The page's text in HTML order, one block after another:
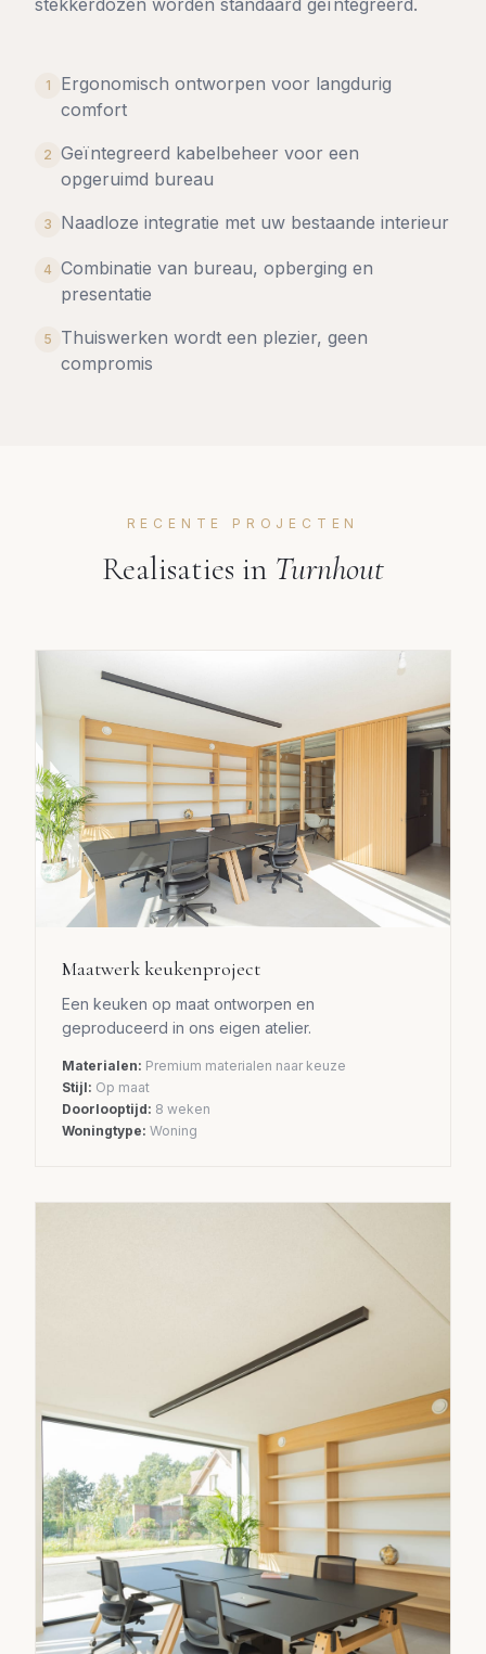
stekkerdozen worden standaard geïntegreerd.
1
Ergonomisch ontworpen voor langdurig
comfort
2 Geïntegreerd kabelbeheer voor een
opgeruimd bureau
3 Naadloze integratie met uw bestaande interieur
4 Combinatie van bureau, opberging en
presentatie
5
Thuiswerken wordt een plezier, geen
compromis
RECENTE PROJECTEN
Realisaties in Turnhout
Maatwerk keukenproject
Een keuken op maat ontworpen en
geproduceerd in ons eigen atelier.
Materialen: Premium materialen naar keuze
Stijl: Op maat
Doorlooptijd: 8 weken
Woningtype: Woning